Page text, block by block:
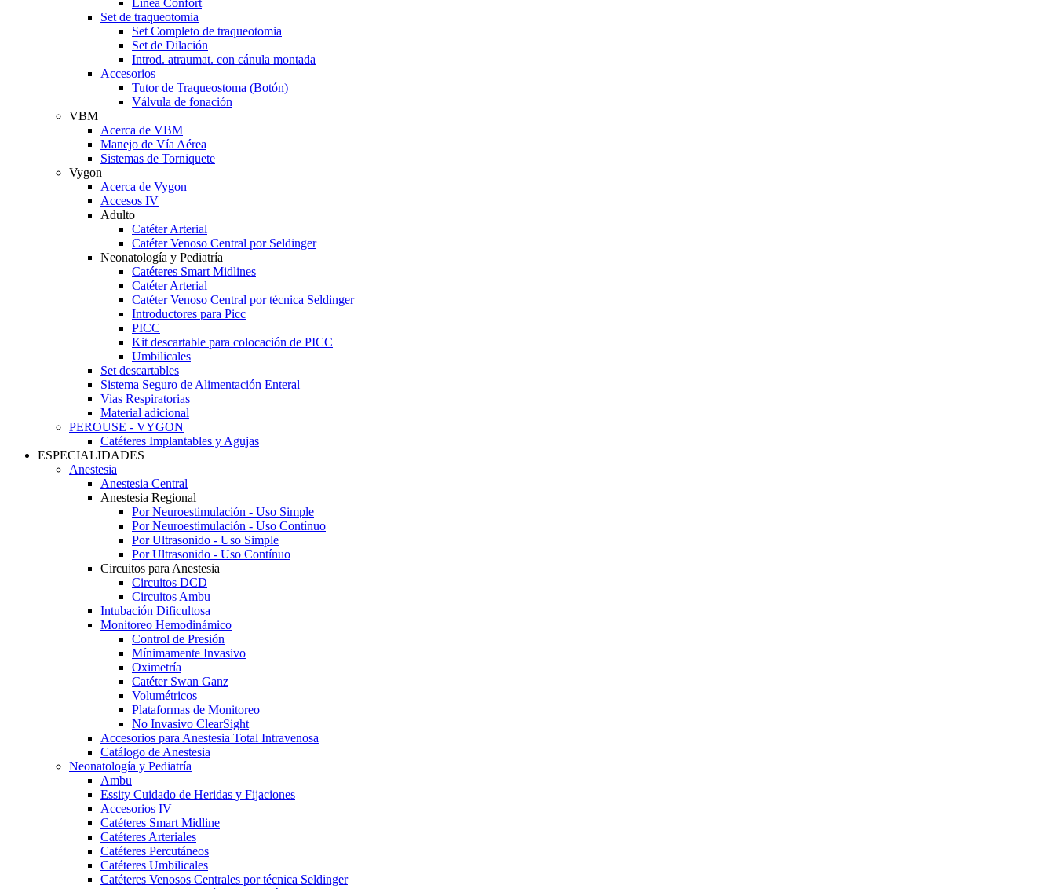
Set de traqueotomia
Set Completo de traqueotomia
Set de Dilación
Introd. atraumat. con cánula montada
Accesorios
Tutor de Traqueostoma (Botón)
Válvula de fonación
VBM
Acerca de VBM
Manejo de Vía Aérea
Sistemas de Torniquete
Vygon
Acerca de Vygon
Accesos IV
Adulto
Catéter Arterial
Catéter Venoso Central por Seldinger
Neonatología y Pediatría
Catéteres Smart Midlines
Catéter Arterial
Catéter Venoso Central por técnica Seldinger
Introductores para Picc
PICC
Kit descartable para colocación de PICC
Umbilicales
Set descartables
Sistema Seguro de Alimentación Enteral
Vias Respiratorias
Material adicional
PEROUSE - VYGON
Catéteres Implantables y Agujas
ESPECIALIDADES
Anestesia
Anestesia Central
Anestesia Regional
Por Neuroestimulación - Uso Simple
Por Neuroestimulación - Uso Contínuo
Por Ultrasonido - Uso Simple
Por Ultrasonido - Uso Contínuo
Circuitos para Anestesia
Circuitos DCD
Circuitos Ambu
Intubación Dificultosa
Monitoreo Hemodinámico
Control de Presión
Mínimamente Invasivo
Oximetría
Catéter Swan Ganz
Volumétricos
Plataformas de Monitoreo
No Invasivo ClearSight
Accesorios para Anestesia Total Intravenosa
Catálogo de Anestesia
Neonatología y Pediatría
Ambu
Essity Cuidado de Heridas y Fijaciones
Accesorios IV
Catéteres Smart Midline
Catéteres Arteriales
Catéteres Percutáneos
Catéteres Umbilicales
Catéteres Venosos Centrales por técnica Seldinger